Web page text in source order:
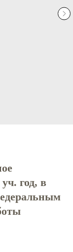
год, в